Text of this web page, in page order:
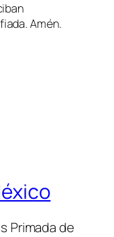
Amén.
Primada de